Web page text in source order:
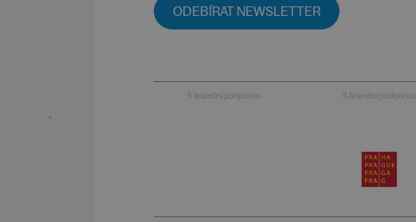
ODEBÍRAT NEWSLETTER
S finanční podporou S finanční podporou